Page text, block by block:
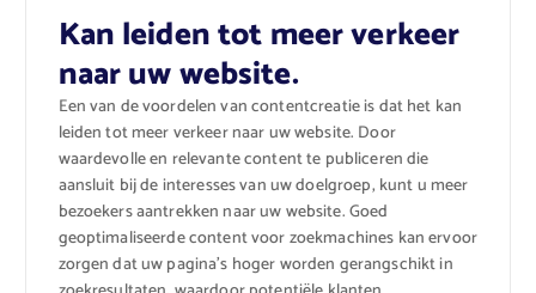
Kan leiden tot meer verkeer
naar uw website.
Een van de voordelen van contentcreatie is dat het kan
leiden tot meer verkeer naar uw website. Door
waardevolle en relevante content te publiceren die
aansluit bij de interesses van uw doelgroep, kunt u meer
bezoekers aantrekken naar uw website. Goed
geoptimaliseerde content voor zoekmachines kan ervoor
zorgen dat uw pagina’s hoger worden gerangschikt in